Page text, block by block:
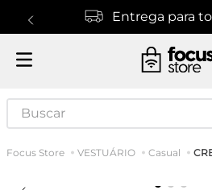
Entrega para
Buscar
VESTUÁRIO Casual